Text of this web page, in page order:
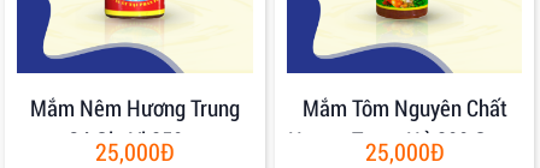
Mắm Nêm Hương Trung
Có Gia Vị 250gr
25,000Đ
Mắm Tôm Nguyên Chất
Hương Trung Hủ 200 Gram
25,000Đ